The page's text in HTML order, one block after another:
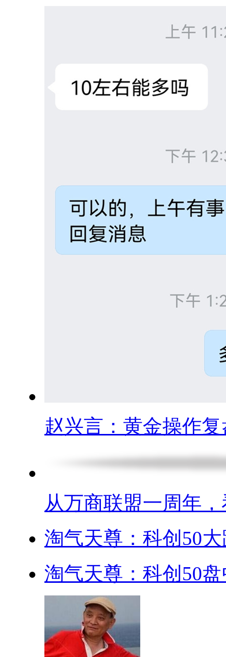
赵兴言：黄金操作复
从万商联盟一周年，
淘气天尊：科创50
淘气天尊：科创50